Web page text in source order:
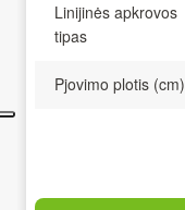
Linijinės apkrovos
tipas
Pjovimo plotis (cm)